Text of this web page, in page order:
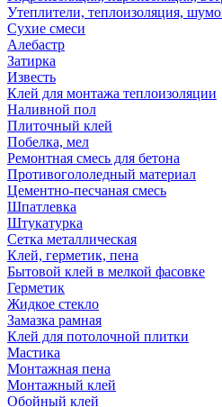
Утеплители, теплоизоляция,
Сухие смеси
Алебастр
Затирка
Известь
Клей для монтажа теплоизоляции
Наливной пол
Плиточный клей
Побелка, мел
Ремонтная смесь для бетона
Противогололедный материал
Цементно-песчаная смесь
Шпатлевка
Штукатурка
Сетка металлическая
Клей, герметик, пена
Бытовой клей в мелкой фасовке
Герметик
Жидкое стекло
Замазка рамная
Клей для потолочной плитки
Мастика
Монтажная пена
Монтажный клей
Обойный клей